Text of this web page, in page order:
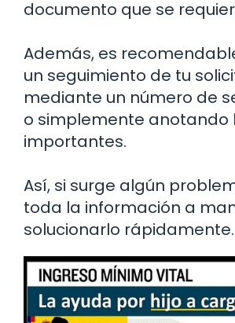
documento que se
Además, es
un seguimiento de tu
mediante un número de
o simplemente anotando
importantes.
Así, si surge algún
toda la información a
solucionarlo rápidamente.